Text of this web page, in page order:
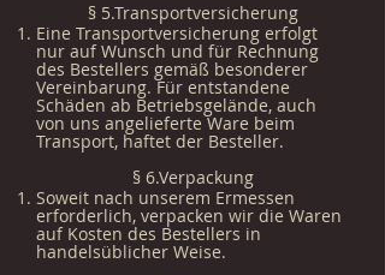
§ 5.Transportversicherung
Eine Transportversicherung erfolgt
nur auf Wunsch und für Rechnung
des Bestellers gemäß besonderer
Vereinbarung. Für entstandene
Schäden ab Betriebsgelände, auch
von uns angelieferte Ware beim
Transport, haftet der Besteller.
§ 6.Verpackung
Soweit nach unserem Ermessen
erforderlich, verpacken wir die Waren
auf Kosten des Bestellers in
handelsüblicher Weise.